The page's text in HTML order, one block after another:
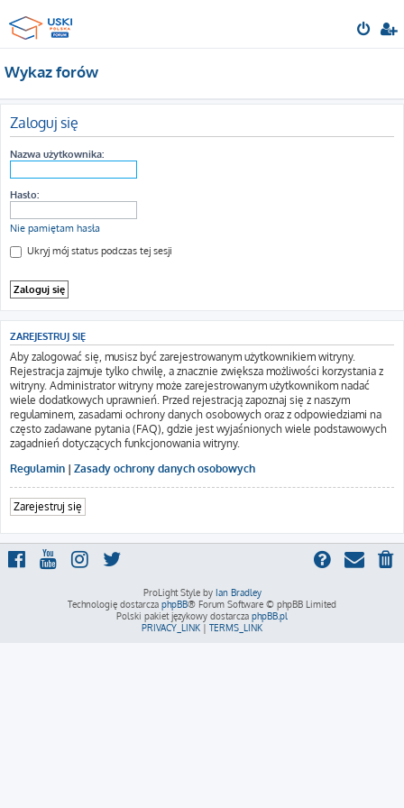
Wykaz forów
Zaloguj się
Nazwa użytkownika:
Hasło:
Nie pamiętam hasła
Ukryj mój status podczas tej sesji
ZAREJESTRUJ SIĘ
Aby zalogować się, musisz być zarejestrowanym użytkownikiem witryny.
Rejestracja zajmuje tylko chwilę, a znacznie zwiększa możliwości korzystania z
witryny. Administrator witryny może zarejestrowanym użytkownikom nadać
wiele dodatkowych uprawnień. Przed rejestracją zapoznaj się z naszym
regulaminem, zasadami ochrony danych osobowych oraz z odpowiedziami na
często zadawane pytania (FAQ), gdzie jest wyjaśnionych wiele podstawowych
zagadnień dotyczących funkcjonowania witryny.
Regulamin | Zasady ochrony danych osobowych
Zarejestruj się
ProLight Style by Ian Bradley
Technologię dostarcza phpBB® Forum Software © phpBB Limited
Polski pakiet językowy dostarcza phpBB.pl
PRIVACY_LINK | TERMS_LINK